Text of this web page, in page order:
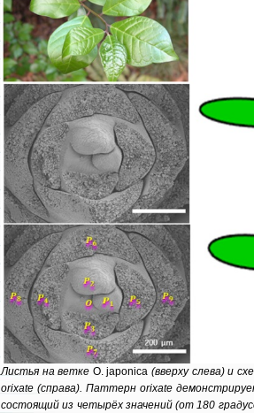
Листья на ветке O. japonica (вверху слева) и
orixate (справа). Паттерн orixate
состоящий из четырёх значений (от 180